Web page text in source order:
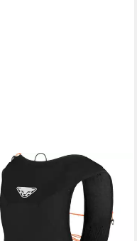
Alpine 8
Vielseitige und
Laufweste mit